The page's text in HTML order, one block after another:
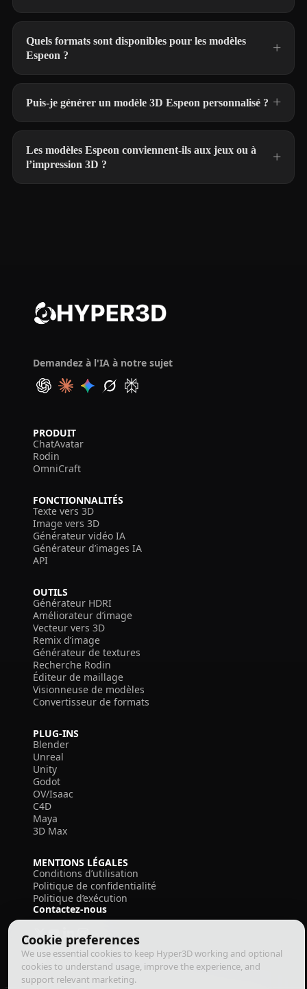
Cookie preferences
We use essential cookies to keep Hyper3D working and optional
cookies to understand usage, improve the experience, and
support relevant marketing.
Quels formats sont disponibles pour les modèles
Espeon ?
Puis-je générer un modèle 3D Espeon personnalisé ?
Les modèles Espeon conviennent-ils aux jeux ou à
l’impression 3D ?
Demandez à l'IA à notre sujet
PRODUIT
ChatAvatar
Rodin
OmniCraft
FONCTIONNALITÉS
Texte vers 3D
Image vers 3D
Générateur vidéo IA
Générateur d’images IA
API
OUTILS
Générateur HDRI
Améliorateur d’image
Vecteur vers 3D
Remix d’image
Générateur de textures
Recherche Rodin
Éditeur de maillage
Visionneuse de modèles
Convertisseur de formats
PLUG-INS
Blender
Unreal
Unity
Godot
OV/Isaac
C4D
Maya
3D Max
MENTIONS LÉGALES
Conditions d’utilisation
Politique de confidentialité
Politique d’exécution
Contactez-nous